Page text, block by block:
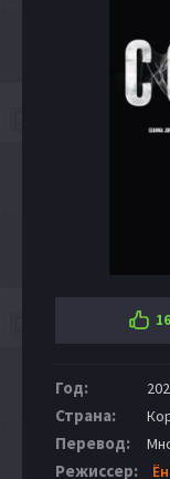
Год:
Страна:
Перевод:
Режиссер: